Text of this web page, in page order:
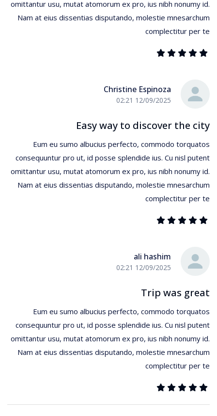
omittantur usu, mutat atomorum ex pro, ius nibh nonumy id.
Nam at eius dissentias disputando, molestie mnesarchum
complectitur per te
Christine Espinoza
12/09/2025 02:21
Easy way to discover the city
Eum eu sumo albucius perfecto, commodo torquatos
consequuntur pro ut, id posse splendide ius. Cu nisl putent
omittantur usu, mutat atomorum ex pro, ius nibh nonumy id.
Nam at eius dissentias disputando, molestie mnesarchum
complectitur per te
ali hashim
12/09/2025 02:21
Trip was great
Eum eu sumo albucius perfecto, commodo torquatos
consequuntur pro ut, id posse splendide ius. Cu nisl putent
omittantur usu, mutat atomorum ex pro, ius nibh nonumy id.
Nam at eius dissentias disputando, molestie mnesarchum
complectitur per te